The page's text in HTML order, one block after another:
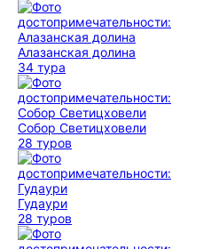
Алазанская долина
34 тура
Собор Светицховели
28 туров
Гудаури
28 туров